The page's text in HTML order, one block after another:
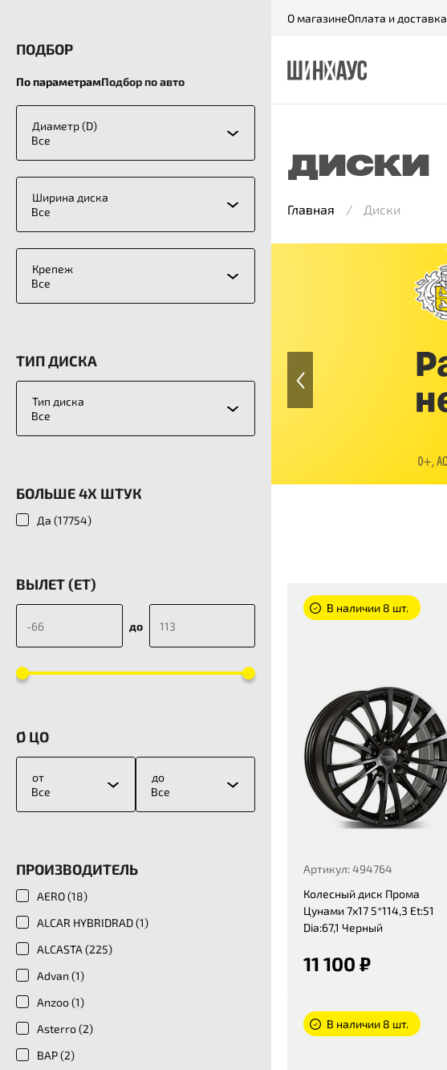
О магазинеОплата и доставка
ДИСКИ
Главная Диски
ПОДБОР
По параметрамПодбор по авто
Все
Диаметр (D)
Все
Ширина диска
Все
Крепеж
ТИП ДИСКА
Все
Тип диска
БОЛЬШЕ 4Х ШТУК
Да (17754)
ВЫЛЕТ (ET)
до
Ø ЦО
Все
от
Все
до
ПРОИЗВОДИТЕЛЬ
AERO (18)
ALCAR HYBRIDRAD (1)
ALCASTA (225)
Advan (1)
Anzoo (1)
Asterro (2)
BAP (2)
В наличии 8 шт.
Артикул: 494764
Колесный диск Прома
Цунами 7x17 5*114,3 Et:51
Dia:67,1 Черный
11 100 ₽
В наличии 8 шт.